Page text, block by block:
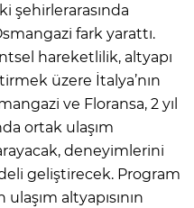
şehirlerarasında
fark yarattı.
hareketlilik, altyapı
üzere İtalya’nın
ve Floransa, 2 yıl
ortak ulaşım
deneyimlerini
geliştirecek. Program
altyapısının